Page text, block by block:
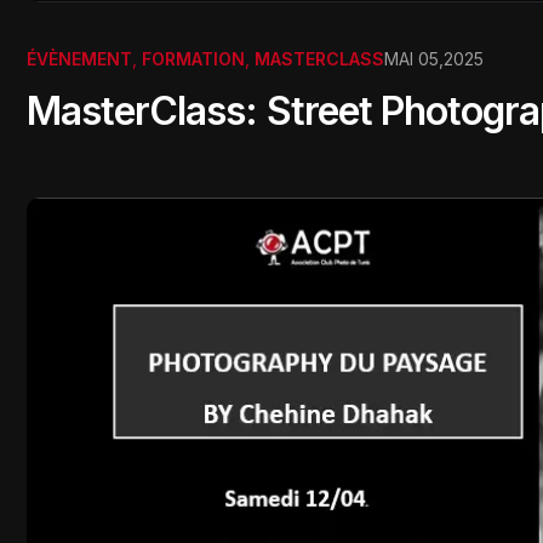
ÉVÈNEMENT FORMATION MASTERCLASSMAI 05,2025
MasterClass: Street